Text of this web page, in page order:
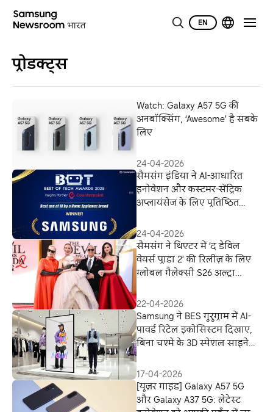
EN
प्रोडक्ट्स
Watch: Galaxy A57 5G की
अनबॉक्सिंग, ‘Awesome’ है सबके
लिए
24-04-2026
सैमसंग इंडिया ने AI-आधारित
इनोवेशन और कस्टमर-सेंट्रिक
अप्लायंसेज के लिए प्रतिष्ठित
24-04-2026
सैमसंग ने थिएटर में ‘द डेविल
वेयर्स प्राडा 2’ की रिलीज़ के लिए
ग्लोबल गैलेक्सी S26 अल्ट्रा
22-04-2026
Samsung ने BES गुरुग्राम में AI-
पावर्ड रिटेल इकोसिस्टम दिखाए,
बिना चश्मे के 3D स्पेशल साइनेज
17-04-2026
[यूज़र गाइड] Galaxy A57 5G
और Galaxy A37 5G: लेटेस्ट